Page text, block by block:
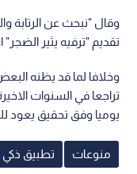
وقال "نبحث عن الرتابة
تقديم "ترفيه يثير
وخلافا لما قد يظنه
يوميا وفق تحقيق يعود للعام
منوعات تطبيق ذكي